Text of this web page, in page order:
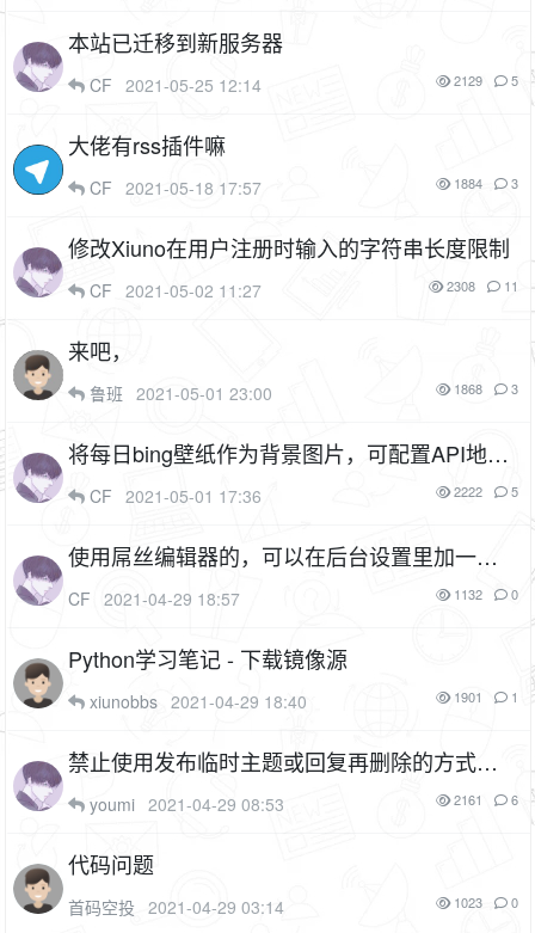
本站已迁移到新服务器
CF 2021-05-25 12:14 2129 5
大佬有rss插件嘛
CF 2021-05-18 17:57 1884 3
修改Xiuno在用户注册时输入的字符串长度限制
CF 2021-05-02 11:27 2308 11
来吧，
鲁班 2021-05-01 23:00 1868 3
将每日bing壁纸作为背景图片，可配置API地址
（插件名：yunqit_bing）
CF 2021-05-01 17:36 2222 5
使用屌丝编辑器的，可以在后台设置里加一行
代码，限制编辑器的行高，以防止过度缩小高
CF 2021-04-29 18:57 1132 0
Python学习笔记 - 下载镜像源
xiunobbs 2021-04-29 18:40 1901 1
禁止使用发布临时主题或回复再删除的方式刷
取积分
youmi 2021-04-29 08:53 2161 6
代码问题
首码空投 2021-04-29 03:14 1023 0